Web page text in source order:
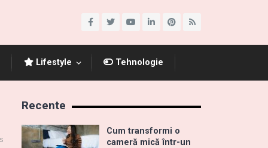
Lifestyle Tehnologie
Recente
Cum transformi o
cameră mică într-un